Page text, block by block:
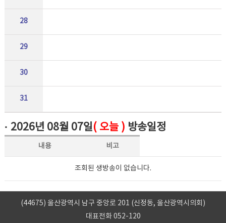
28
29
30
31
· 2026년 08월 07일( 오늘 ) 방송일정
내용 비고
조회된 생방송이 없습니다.
(44675) 울산광역시 남구 중앙로 201 (신정동, 울산광역시의회)
대표전화 052-120